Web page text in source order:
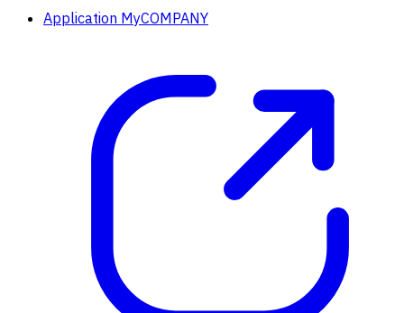
Application MyCOMPANY